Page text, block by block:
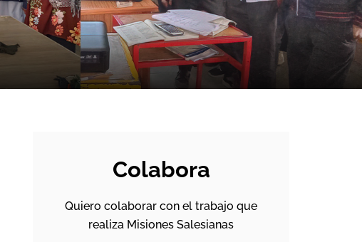
Colabora
Quiero colaborar con el trabajo que
realiza Misiones Salesianas